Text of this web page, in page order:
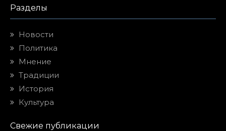
Разделы
Новости
Политика
Мнение
Традиции
История
Культура
Свежие публикации